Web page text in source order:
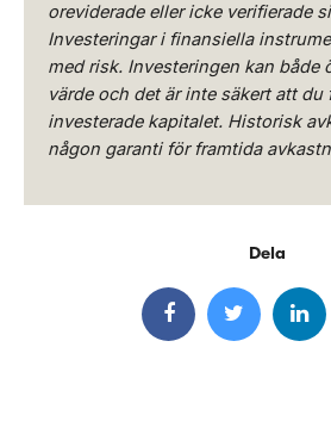
oreviderade eller icke verifierade
Investeringar i finansiella
med risk. Investeringen kan både
värde och det är inte säkert att
investerade kapitalet. Historisk
någon garanti för framtida
Dela